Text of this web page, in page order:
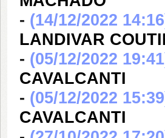
- (14/12/2022
LANDIVAR
- (05/12/2022
CAVALCANTI
- (05/12/2022
CAVALCANTI